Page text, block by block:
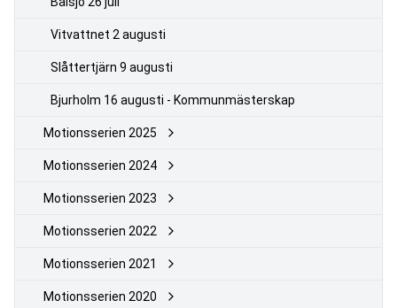
Vitvattnet 2 augusti
Slåttertjärn 9 augusti
Bjurholm 16 augusti - Kommunmästerskap
Motionsserien 2025
Motionsserien 2024
Motionsserien 2023
Motionsserien 2022
Motionsserien 2021
Motionsserien 2020